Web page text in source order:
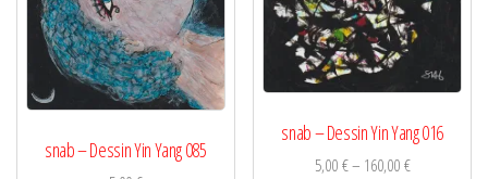
snab – Dessin Yin Yang 085
snab – Dessin Yin Yang 016
5,00€– 160,00€